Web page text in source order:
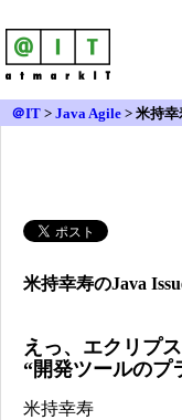
＠IT > Java Agile > 米持幸
米持幸寿のJava
えっ、エクリプ
“開発ツールのプ
米持幸寿